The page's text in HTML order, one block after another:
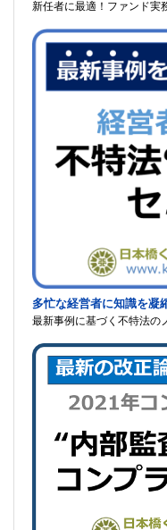
新任者に最適！ファンド実
多忙な経営者に知識を凝
最新事例に基づく不特法の